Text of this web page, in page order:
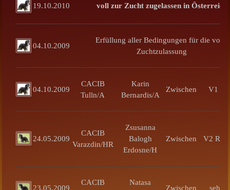
19.10.2010 voll zur Zucht zugelassen in Österreich
04.10.2009
Erfüllung aller Bedingungen für die volle
Zuchtzulassung
04.10.2009
CACIB
Tulln/A
Karin
Bernardis/A
Zwischen V1
24.05.2009
CACIB
Varazdin/HR
Zsusanna
Balogh
Erdosne/H
Zwischen V2
23.05.2009
CACIB
Natasa
Zwischen sehr